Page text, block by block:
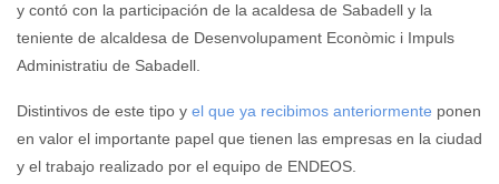
y contó con la participación de la acaldesa de Sabadell y la
teniente de alcaldesa de Desenvolupament Econòmic i Impuls
Administratiu de Sabadell.
Distintivos de este tipo y el que ya recibimos anteriormente ponen
en valor el importante papel que tienen las empresas en la ciudad
y el trabajo realizado por el equipo de ENDEOS.